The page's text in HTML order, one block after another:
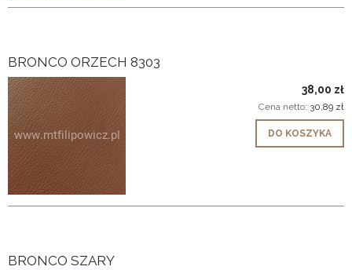
BRONCO ORZECH 8303
38,00 zł
Cena netto: 30,89 zł
DO KOSZYKA
BRONCO SZARY